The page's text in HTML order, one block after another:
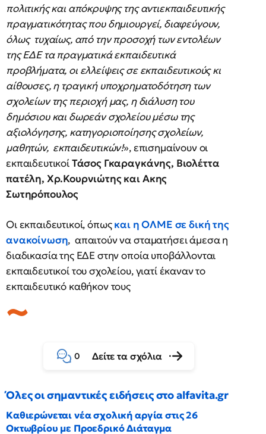
πολιτικής και απόκρυψης της αντιεκπαιδευτικής
πραγματικότητας που δημιουργεί, διαφεύγουν,
όλως τυχαίως, από την προσοχή των εντολέων
της ΕΔΕ τα πραγματικά εκπαιδευτικά
προβλήματα, οι ελλείψεις σε εκπαιδευτικούς κι
αίθουσες, η τραγική υποχρηματοδότηση των
σχολείων της περιοχή μας, η διάλυση του
δημόσιου και δωρεάν σχολείου μέσω της
αξιολόγησης, κατηγοριοποίησης σχολείων,
μαθητών, εκπαιδευτικών!», επισημαίνουν οι
εκπαιδευτικοίΤάσος Γκαραγκάνης, Βιολέττα
πατέλη, Χρ.Κουρνιώτης και Ακης
Σωτηρόπουλος
Οι εκπαιδευτικοί, όπωςκαι η ΟΛΜΕ σε δική της
ανακοίνωση, απαιτούν να σταματήσει άμεσα η
διαδικασία της ΕΔΕ στην οποία υποβάλλονται
εκπαιδευτικοί του σχολείου, γιατί έκαναν το
εκπαιδευτικό καθήκον τους
0 Δείτε τα σχόλια
Όλες οι σημαντικές ειδήσεις στο alfavita.gr
Καθιερώνεται νέα σχολική αργία στις 26
Οκτωβρίου με Προεδρικό Διάταγμα